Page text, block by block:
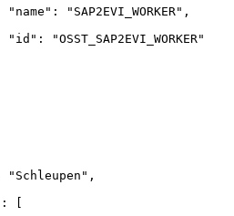
"name" : "SAP2EVI_WORKER" ,
"id" :
"OSST_SAP2EVI_WORKER"
"Schleupen" ,
:
[